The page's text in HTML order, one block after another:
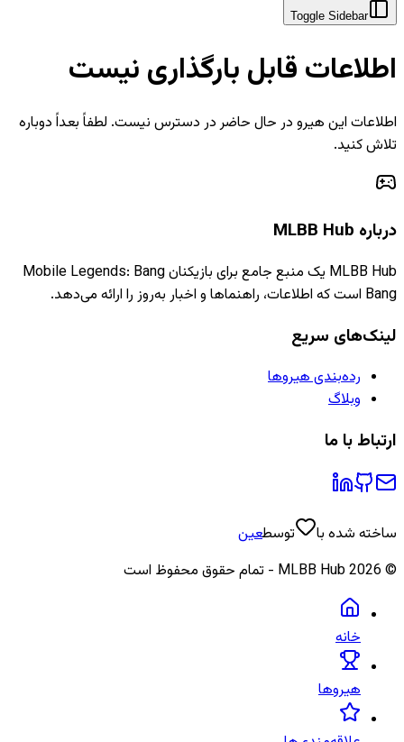
Toggle Sidebar
اطلاعات قابل بارگذاری نیست
اطلاعات این هیرو در حال حاضر در دسترس نیست. لطفاً بعداً دوباره
تلاش کنید.
درباره MLBB Hub
MLBB Hub یک منبع جامع برای بازیکنان Mobile Legends: Bang
Bang است که اطلاعات، راهنماها و اخبار به‌روز را ارائه می‌دهد.
لینک‌های سریع
رده‌بندی هیروها
وبلاگ
ارتباط با ما
ساخته شده با توسطعین
©
2026
خانه
هیروها